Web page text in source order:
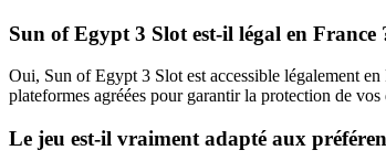
Sun of Egypt 3 Slot est-il légal en France
Oui, Sun of Egypt 3 Slot est accessible légalement
plateformes agréées pour garantir la protection de
Le jeu est-il vraiment adapté aux